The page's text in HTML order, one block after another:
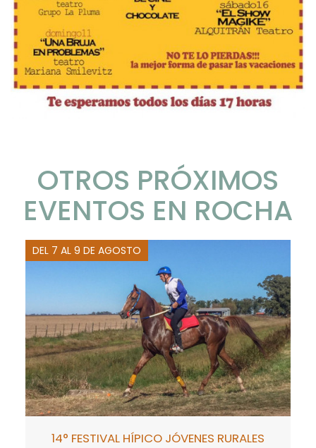
OTROS PRÓXIMOS
EVENTOS EN ROCHA
DEL 7 AL 9 DE AGOSTO
14° FESTIVAL HÍPICO JÓVENES RURALES